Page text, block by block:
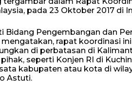
pada 23 Oktober 2017 di
Bidang Pengembangan dan
rapat koordinasi
di perbatasan di
seperti Konjen RI di
kabupaten atau kota di
Astuti.